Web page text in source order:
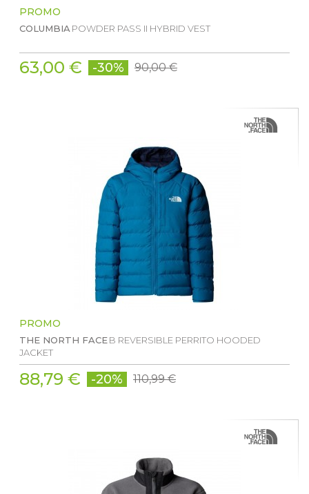
PROMO
COLUMBIA POWDER PASS II HYBRID VEST
63,00 € -30% 90,00 €
PROMO
THE NORTH FACEB REVERSIBLE PERRITO HOODED
JACKET
88,79 € -20% 110,99 €